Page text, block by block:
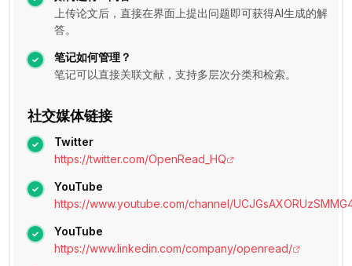
上传论文后，直接在界面上提出问题即可获得AI生成的解
答。
笔记如何管理？
笔记可以直接关联文献，支持多层次分类和检索。
社交媒体链接
Twitter
https://twitter.com/OpenRead_HQ
YouTube
https://www.youtube.com/channel/
YouTube
https://www.linkedin.com/company/openread/